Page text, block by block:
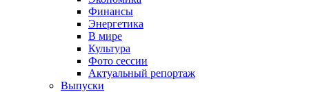
Финансы
Энергетика
В мире
Культура
Фото сессии
Актуальный репортаж
Выпуски